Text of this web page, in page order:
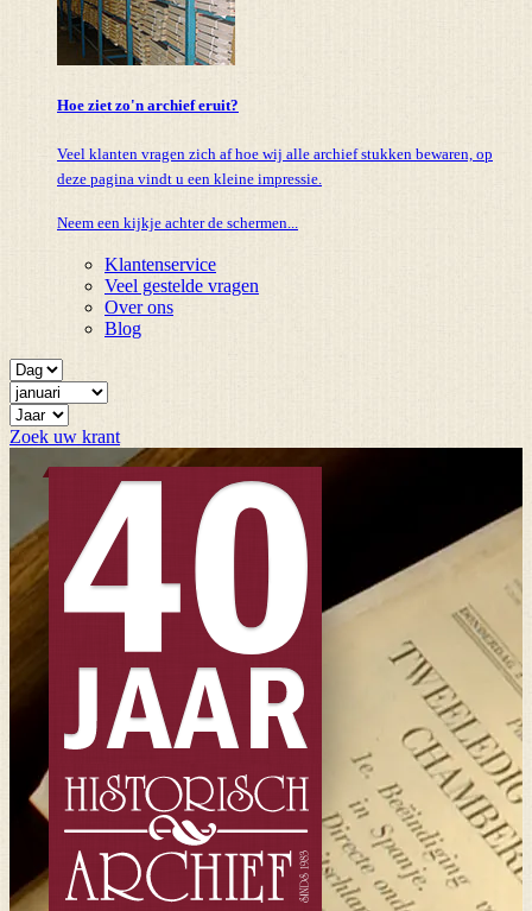
Hoe ziet zo'n archief eruit?
Veel klanten vragen zich af hoe wij alle archief stukken bewaren, op
deze pagina vindt u een kleine impressie.
Neem een kijkje achter de schermen...
Klantenservice
Veel gestelde vragen
Over ons
Blog
Zoek uw krant